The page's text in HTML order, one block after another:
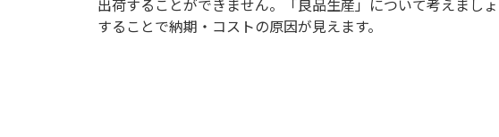
出荷することができません。「良品生産」について考えまし
することで納期・コストの原因が見えます。